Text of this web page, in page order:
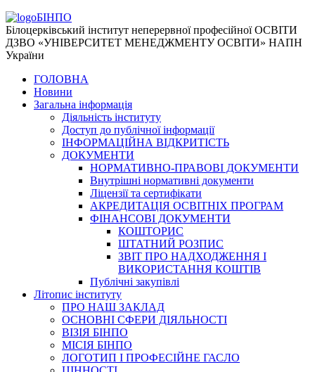
БІНПО
Білоцерківський інститут неперервної професійної ОСВІТИ
ДЗВО «УНІВЕРСИТЕТ МЕНЕДЖМЕНТУ ОСВІТИ» НАПН
України
ГОЛОВНА
Новини
Загальна інформація
Діяльність інституту
Доступ до публічної інформації
ІНФОРМАЦІЙНА ВІДКРИТІСТЬ
ДОКУМЕНТИ
НОРМАТИВНО-ПРАВОВІ ДОКУМЕНТИ
Внутрішні нормативні документи
Ліцензії та сертифікати
АКРЕДИТАЦІЯ ОСВІТНІХ ПРОГРАМ
ФІНАНСОВІ ДОКУМЕНТИ
КОШТОРИС
ШТАТНИЙ РОЗПИС
ЗВІТ ПРО НАДХОДЖЕННЯ І
ВИКОРИСТАННЯ КОШТІВ
Публічні закупівлі
Літопис інституту
ПРО НАШ ЗАКЛАД
ОСНОВНІ СФЕРИ ДІЯЛЬНОСТІ
ВІЗІЯ БІНПО
МІСІЯ БІНПО
ЛОГОТИП І ПРОФЕСІЙНЕ ГАСЛО